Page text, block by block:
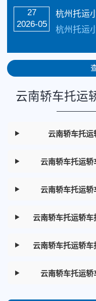
27
2026-05
杭州托运
云南轿车托运
云南轿车托运
云南轿车托运轿
云南轿车托运轿
云南轿车托运轿车
云南轿车托运轿车
云南轿车托运轿